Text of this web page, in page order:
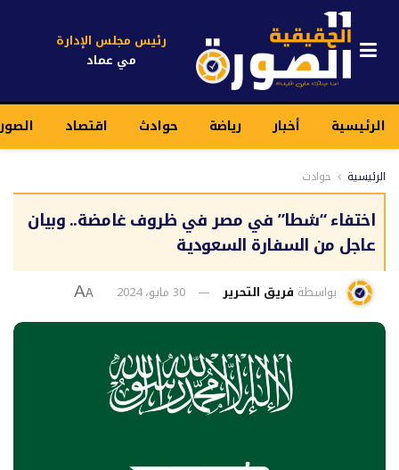
رئيس مجلس الإدارة
مي عماد
الرئيسية أخبار رياضة حوادث اقتصاد
الرئيسية حوادث
اختفاء “شطا” في مصر في ظروف غامضة.. وبيان
عاجل من السفارة السعودية
بواسطة فريق التحرير 30 مايو، 2024 A
A